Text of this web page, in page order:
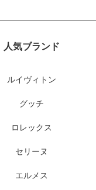
人気ブランド
ルイヴィトン
グッチ
ロレックス
セリーヌ
エルメス